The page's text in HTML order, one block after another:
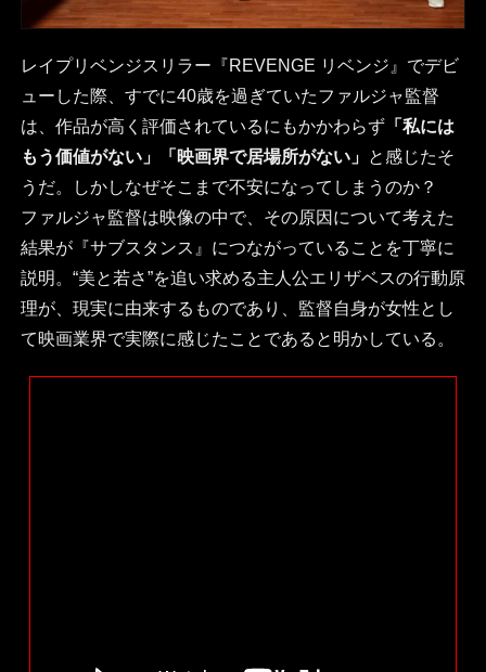
レイプリベンジスリラー『REVENGE リベンジ』でデビ
ューした際、すでに40歳を過ぎていたファルジャ監督
は、作品が高く評価されているにもかかわらず「私には
もう価値がない」「映画界で居場所がない」 と感じたそ
うだ。しかしなぜそこまで不安になってしまうのか？
ファルジャ監督は映像の中で、その原因について考えた
結果が『サブスタンス』につながっていることを丁寧に
説明。“美と若さ”を追い求める主人公エリザベスの行動原
理が、現実に由来するものであり、監督自身が女性とし
て映画業界で実際に感じたことであると明かしている。